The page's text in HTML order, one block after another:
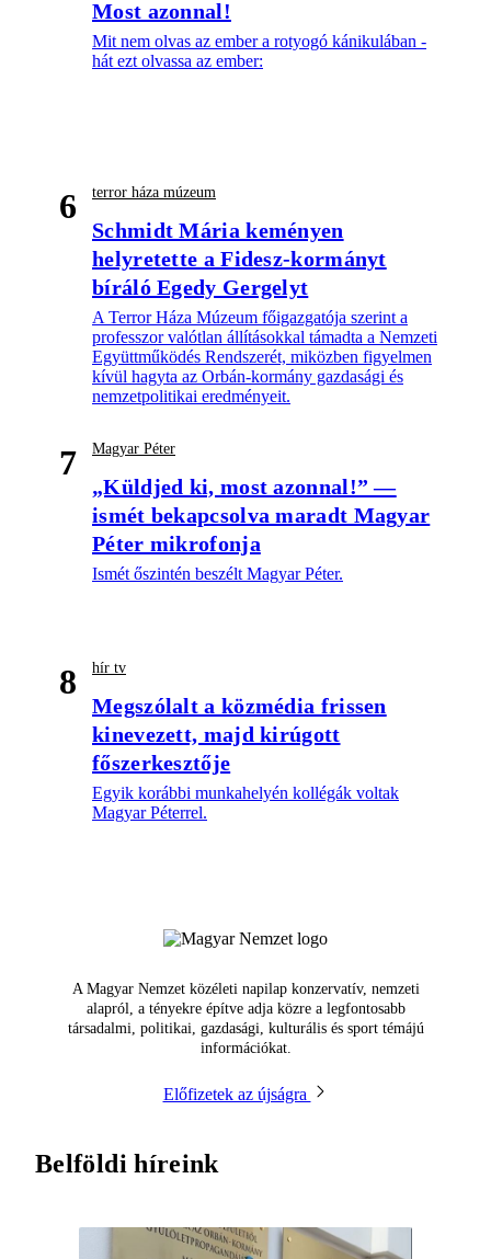
Most azonnal!
Mit nem olvas az ember a rotyogó kánikulában -
hát ezt olvassa az ember:
6 terror háza múzeum
Schmidt Mária keményen
helyretette a Fidesz-kormányt
bíráló Egedy Gergelyt
A Terror Háza Múzeum főigazgatója szerint a
professzor valótlan állításokkal támadta a Nemzeti
Együttműködés Rendszerét, miközben figyelmen
kívül hagyta az Orbán-kormány gazdasági és
nemzetpolitikai eredményeit.
7 Magyar Péter
„Küldjed ki, most azonnal!” —
ismét bekapcsolva maradt Magyar
Péter mikrofonja
Ismét őszintén beszélt Magyar Péter.
8 hír tv
Megszólalt a közmédia frissen
kinevezett, majd kirúgott
főszerkesztője
Egyik korábbi munkahelyén kollégák voltak
Magyar Péterrel.
A Magyar Nemzet közéleti napilap konzervatív, nemzeti
alapról, a tényekre építve adja közre a legfontosabb
társadalmi, politikai, gazdasági, kulturális és sport témájú
információkat.
Előfizetek az újságra
Belföldi híreink